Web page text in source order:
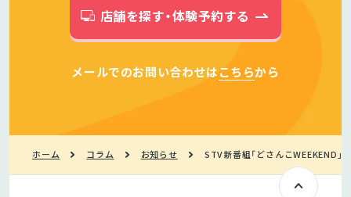
店舗を探す・体験予約する
メールでのお問い合わせはこちらから
ホーム コラム お知らせ STV新番組「どさんこWEEKEND」